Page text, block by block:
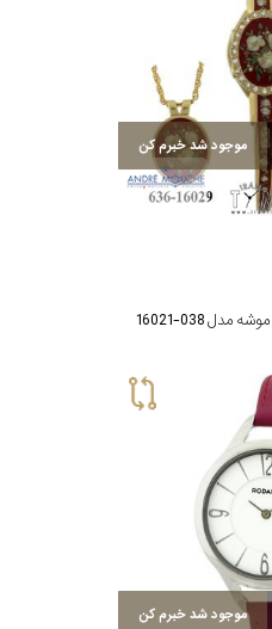
موجود شد خبرم کن
038-16021
موجود شد خبرم کن